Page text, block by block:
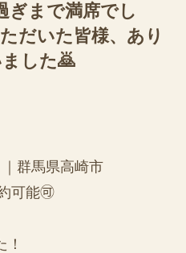
ぎまで満席でし
だいた皆様、あり
した🙇
群馬県高崎市
可能🉑